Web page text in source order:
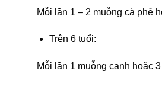
Mỗi lần 1 – 2 muỗng cà phê
Trên 6 tuổi:
Mỗi lần 1 muỗng canh hoặc